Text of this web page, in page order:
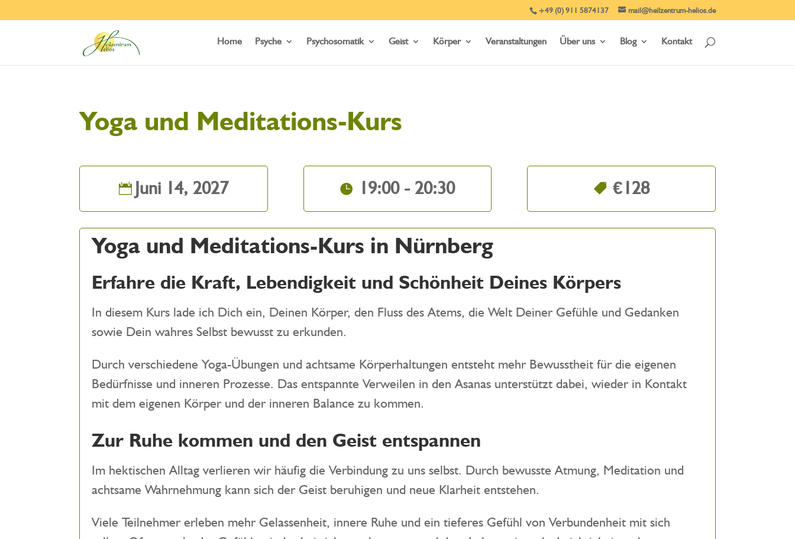
+49 (0) 911 5874137 mail@heilzentrum-helios.de
Home Psyche Psychosomatik Geist Körper Veranstaltungen Über uns Blog Kontakt
Yoga und Meditations-Kurs
Juni 14, 2027 19:00 - 20:30 €128
Yoga und Meditations-Kurs in Nürnberg
Erfahre die Kraft, Lebendigkeit und Schönheit Deines Körpers
In diesem Kurs lade ich Dich ein, Deinen Körper, den Fluss des Atems, die Welt Deiner Gefühle und Gedanken
sowie Dein wahres Selbst bewusst zu erkunden.
Durch verschiedene Yoga-Übungen und achtsame Körperhaltungen entsteht mehr Bewusstheit für die eigenen
Bedürfnisse und inneren Prozesse. Das entspannte Verweilen in den Asanas unterstützt dabei, wieder in Kontakt
mit dem eigenen Körper und der inneren Balance zu kommen.
Zur Ruhe kommen und den Geist entspannen
Im hektischen Alltag verlieren wir häufig die Verbindung zu uns selbst. Durch bewusste Atmung, Meditation und
achtsame Wahrnehmung kann sich der Geist beruhigen und neue Klarheit entstehen.
Viele Teilnehmer erleben mehr Gelassenheit, innere Ruhe und ein tieferes Gefühl von Verbundenheit mit sich